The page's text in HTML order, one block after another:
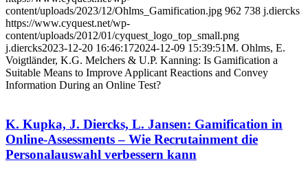
content/uploads/2023/12/Ohlms_Gamification.jpg 962 738 j.diercks
https://www.cyquest.net/wp-
content/uploads/2012/01/cyquest_logo_top_small.png
j.diercks2023-12-20 16:46:172024-12-09 15:39:51M. Ohlms, E.
Voigtländer, K.G. Melchers & U.P. Kanning: Is Gamification a
Suitable Means to Improve Applicant Reactions and Convey
Information During an Online Test?
K. Kupka, J. Diercks, L. Jansen: Gamification in
Online-Assessments – Wie Recrutainment die
Personalauswahl verbessern kann